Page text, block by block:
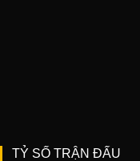
TỶ SỐ TRẬN ĐẤU